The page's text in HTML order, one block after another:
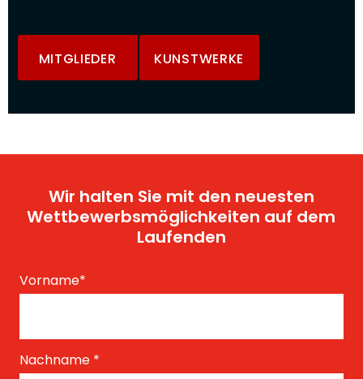
MITGLIEDER KUNSTWERKE
Wir halten Sie mit den neuesten
Wettbewerbsmöglichkeiten auf dem
Laufenden
Vorname*
Nachname *